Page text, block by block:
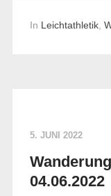
In Leichtathletik,
5. JUNI 2022
04.06.2022